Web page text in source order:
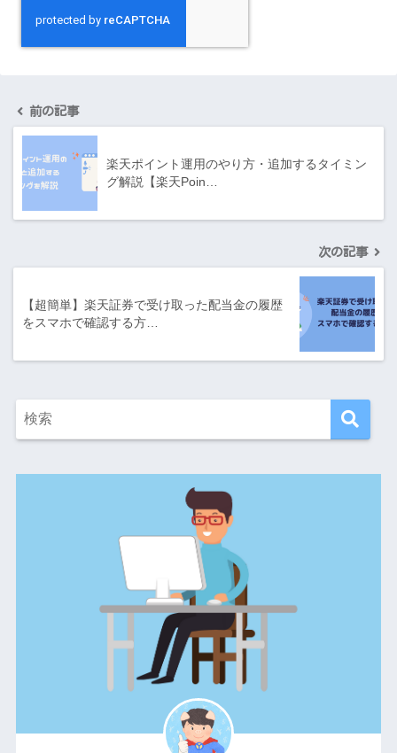
前の記事
楽天ポイント運用のやり方・追加するタイミン
グ解説【楽天Poin…
次の記事
【超簡単】楽天証券で受け取った配当金の履歴
をスマホで確認する方…